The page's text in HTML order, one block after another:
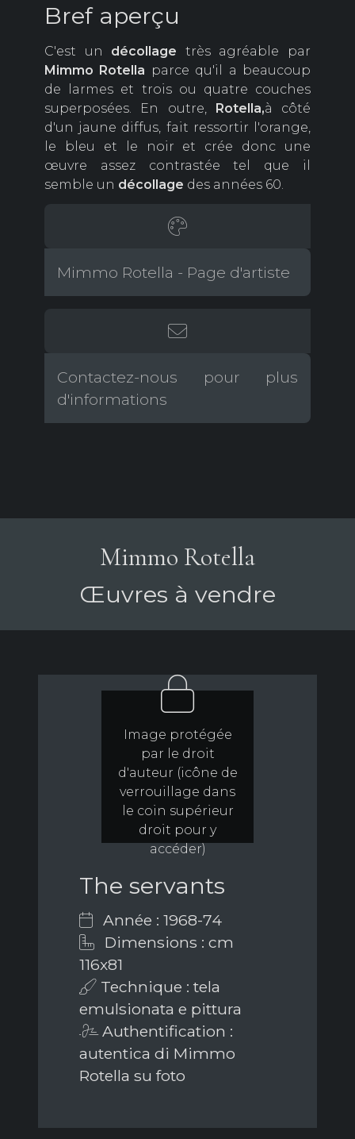
Bref aperçu
C'est un décollage très agréable par
Mimmo Rotella parce qu'il a beaucoup
de larmes et trois ou quatre couches
superposées. En outre, Rotella,à côté
d'un jaune diffus, fait ressortir l'orange,
le bleu et le noir et crée donc une
œuvre assez contrastée tel que il
semble un décollage des années 60.
Mimmo Rotella - Page d'artiste
Contactez-nous pour plus
d'informations
Mimmo Rotella
Œuvres à vendre
Image protégée
par le droit
d'auteur (icône de
verrouillage dans
le coin supérieur
droit pour y
accéder)
The servants
Année : 1968-74
Dimensions : cm
116x81
Technique : tela
emulsionata e pittura
Authentification :
autentica di Mimmo
Rotella su foto